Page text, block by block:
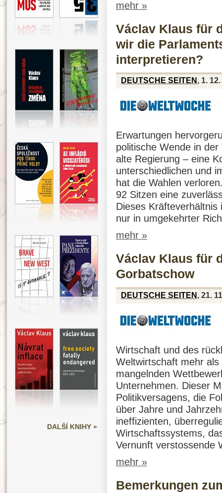
DALŠÍ KNIHY »
mehr »
Václav Klaus für
wir die
interpretieren?
DEUTSCHE SEITEN , 1.
Erwartungen
politische Wende in
alte Regierung – eine
unterschiedlichen und
hat die Wahlen
92 Sitzen eine
Dieses
nur in umgekehrter
mehr »
Václav Klaus für
Gorbatschow
DEUTSCHE SEITEN , 21.
Wirtschaft und des
Weltwirtschaft mehr
mangelnden
Unternehmen. Dieser
Politikversagens, die
über Jahre und
ineffizienten,
Wirtschaftssystems,
Vernunft verstossende
mehr »
Bemerkungen